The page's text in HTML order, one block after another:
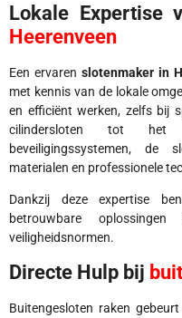
Lokale Expertise
Heerenveen
Een ervaren slotenmaker in
met kennis van de lokale
en efficiënt werken, zelfs bij
cilindersloten tot het
beveiligingssystemen, de
materialen en professionele
Dankzij deze expertise
betrouwbare
veiligheidsnormen.
Directe Hulp bij
Buitengesloten raken